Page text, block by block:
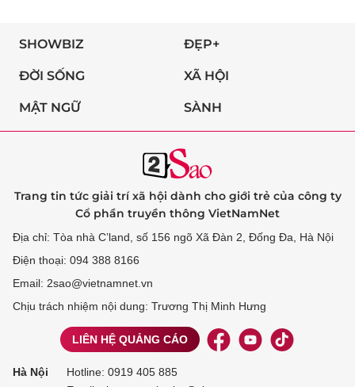
SHOWBIZ ĐẸP+
ĐỜI SỐNG XÃ HỘI
MẬT NGỮ SÀNH
Trang tin tức giải trí xã hội dành cho giới trẻ của công ty
Cổ phần truyền thông VietNamNet
Địa chỉ: Tòa nhà C’land, số 156 ngõ Xã Đàn 2, Đống Đa, Hà Nội
Điện thoại: 094 388 8166
Email: 2sao@vietnamnet.vn
Chịu trách nhiệm nội dung: Trương Thị Minh Hưng
LIÊN HỆ QUẢNG CÁO
Hà Nội Hotline: 0919 405 885